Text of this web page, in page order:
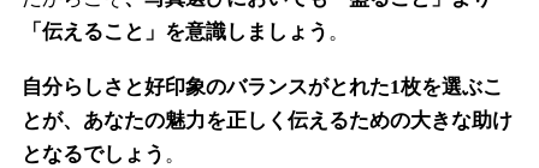
「伝えること」を意識しましょう 。
自分らしさと好印象のバランスがとれた1枚を選ぶこ
とが、あなたの魅力を正しく伝えるための大きな助け
となるでしょう 。